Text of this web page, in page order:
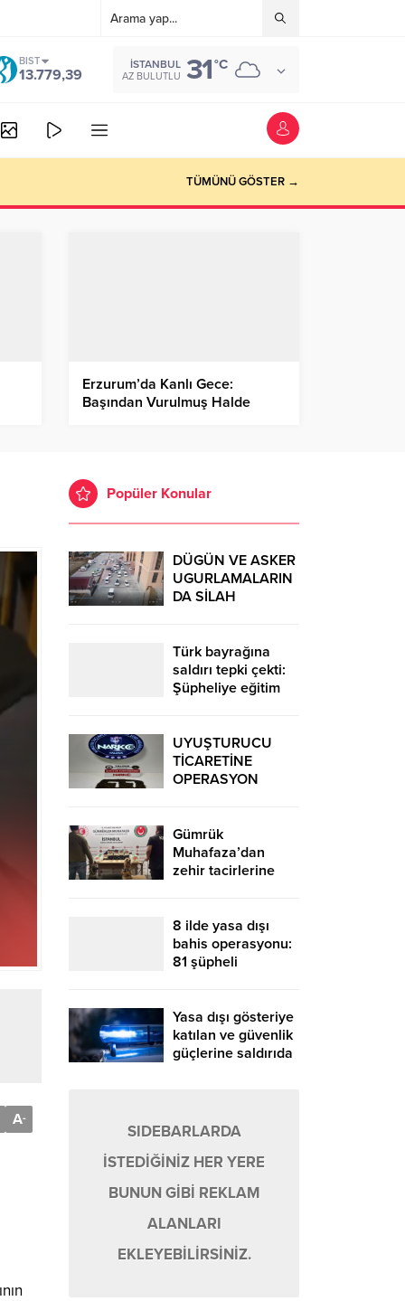
BIST
13.779,39
İSTANBUL
AZ BULUTLU 31°C
TÜMÜNÜ GÖSTER →
Erzurum’da Kanlı Gece:
Başından Vurulmuş Halde
A-
Popüler Konular
DÜGÜN VE ASKER
UGURLAMALARIN
DA SİLAH
Türk bayrağına
saldırı tepki çekti:
Şüpheliye eğitim
UYUŞTURUCU
TİCARETİNE
OPERASYON
Gümrük
Muhafaza’dan
zehir tacirlerine
8 ilde yasa dışı
bahis operasyonu:
81 şüpheli
Yasa dışı gösteriye
katılan ve güvenlik
güçlerine saldırıda
SIDEBARLARDA
İSTEDİĞİNİZ HER YERE
BUNUN GİBİ REKLAM
ALANLARI
EKLEYEBİLİRSİNİZ.